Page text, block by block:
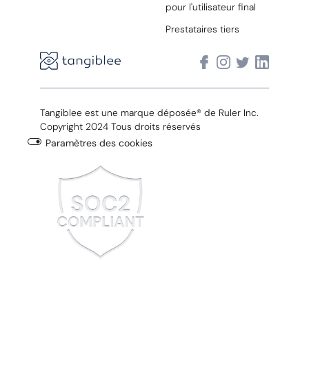
pour l'utilisateur final
Prestataires tiers
Tangiblee est une marque déposée® de Ruler Inc.
Copyright 2024 Tous droits réservés
Paramètres des cookies